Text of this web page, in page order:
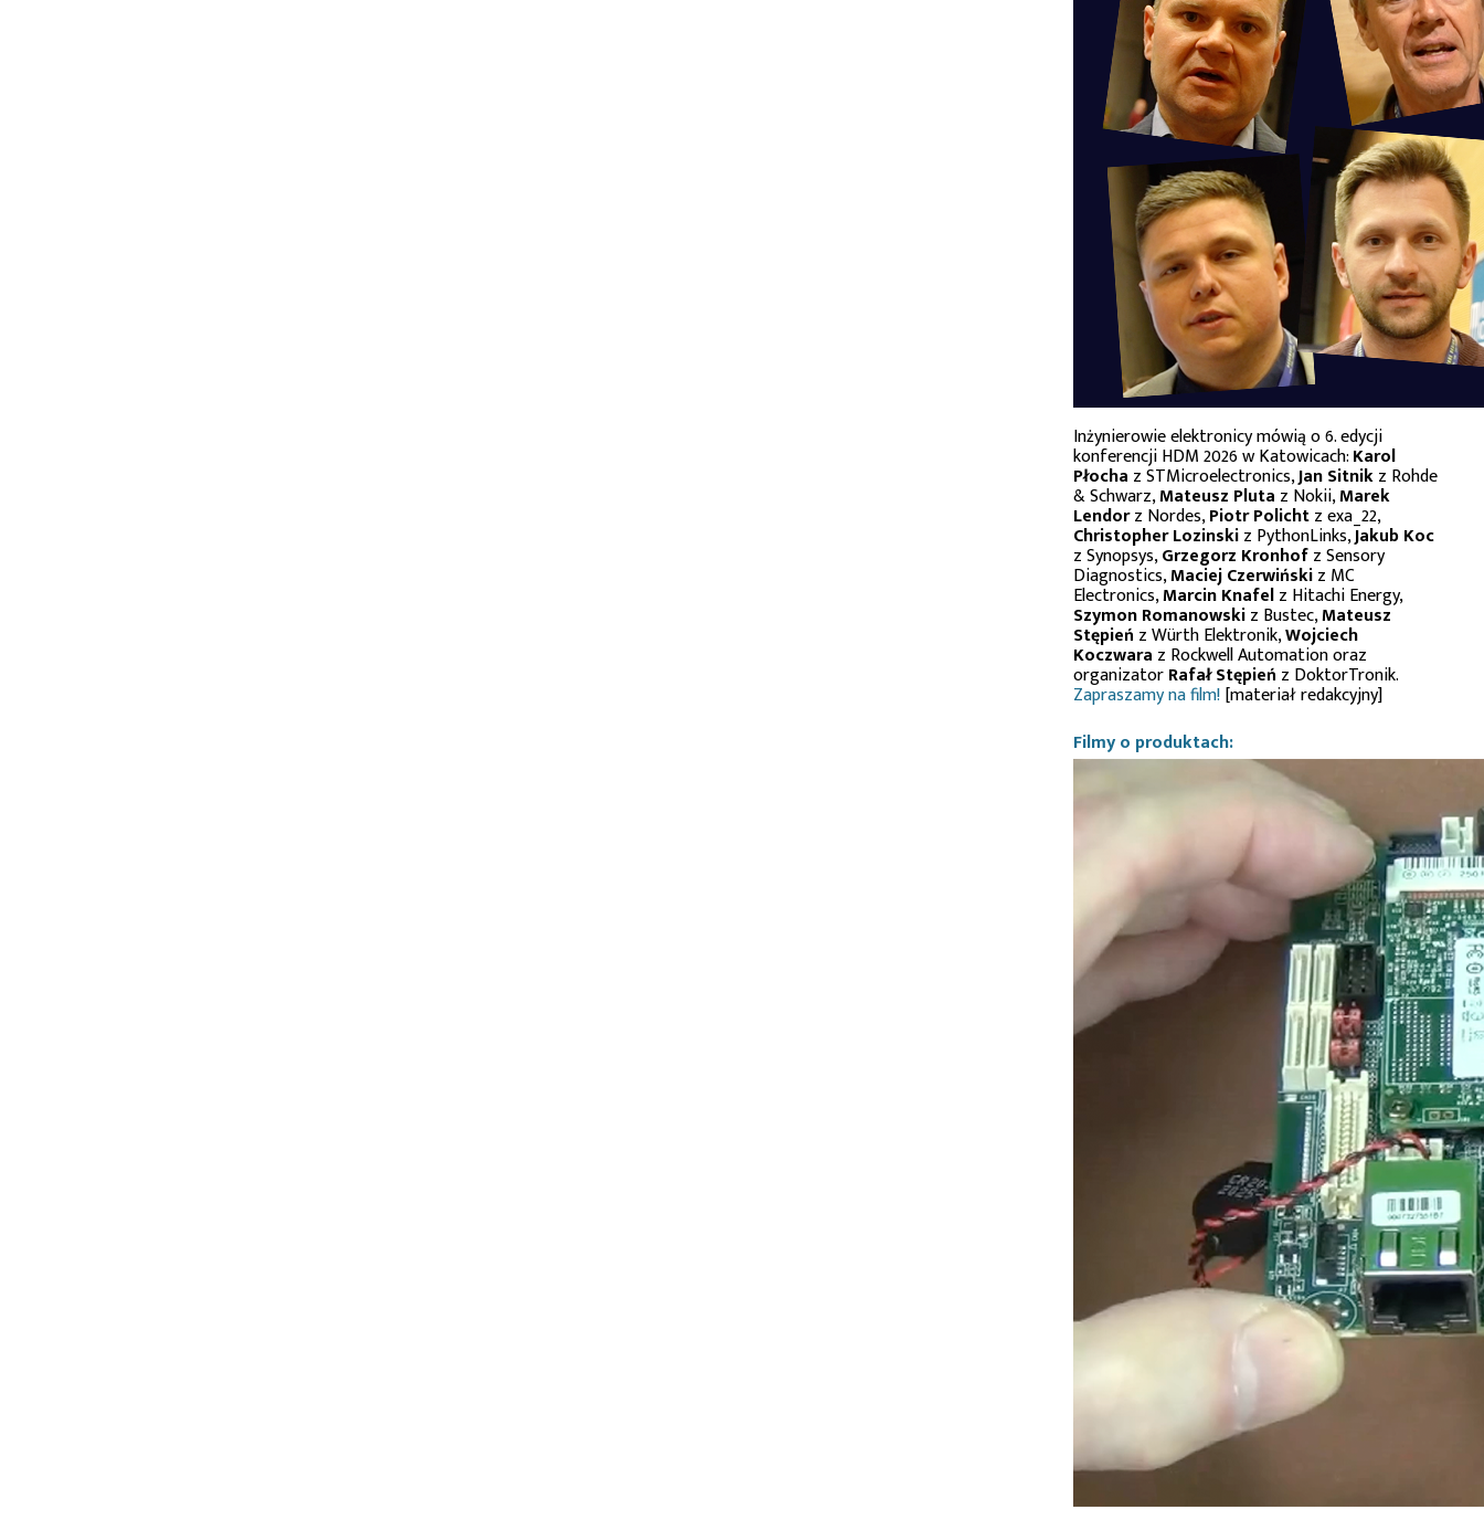
Inżynierowie elektronicy mówią o 6. edycji
konferencji HDM 2026 w Katowicach:Karol
Płocha z STMicroelectronics,Jan Sitnikz Rohde
& Schwarz,Mateusz Pluta z Nokii,Marek
Lendorz Nordes,Piotr Polichtz exa_22,
Christopher Lozinskiz PythonLinks,Jakub Koc
z Synopsys,Grzegorz Kronhofz Sensory
Diagnostics,Maciej Czerwińskiz MC
Electronics,Marcin Knafelz Hitachi Energy,
Szymon Romanowskiz Bustec,Mateusz
Stępień z Würth Elektronik,Wojciech
Koczwara z Rockwell Automation oraz
organizatorRafał Stępień z DoktorTronik.
Zapraszamy na film![materiał redakcyjny]
Filmy o produktach: